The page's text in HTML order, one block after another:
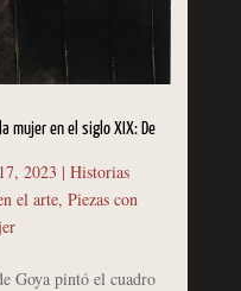
mujer en el siglo XIX: De
2023 | Historias
el arte, Piezas con
Goya pintó el cuadro